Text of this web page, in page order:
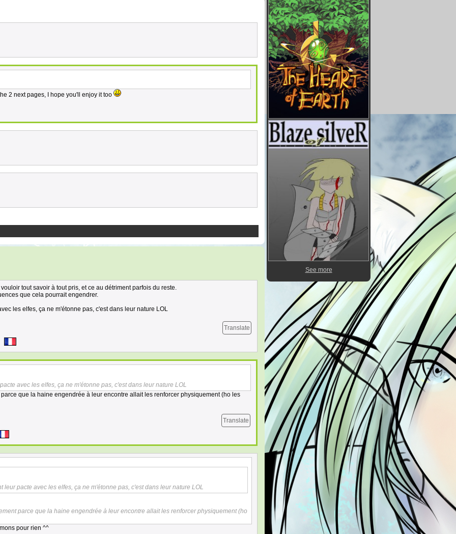
2 next pages, I hope you'll enjoy it too
tout savoir à tout pris, et ce au détriment parfois du reste.
que cela pourrait engendrer.
les elfes, ça ne m'étonne pas, c'est dans leur nature LOL
Translate
avec les elfes, ça ne m'étonne pas, c'est dans leur nature LOL
que la haine engendrée à leur encontre allait les renforcer physiquement (ho les
Translate
leur pacte avec les elfes, ça ne m'étonne pas, c'est dans leur nature LOL
parce que la haine engendrée à leur encontre allait les renforcer physiquement (ho
pour rien ^^
See more